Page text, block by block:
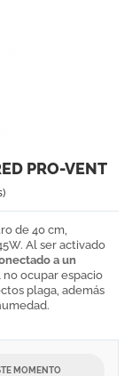
PRO-VENT
de 40 cm,
Al ser activado
a un
ocupar espacio
plaga, además
MOMENTO